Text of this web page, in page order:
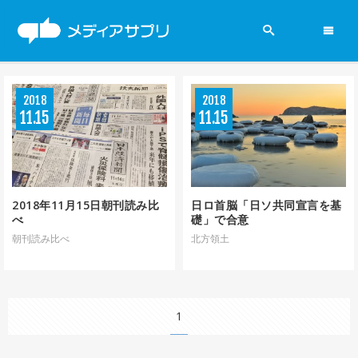
2019参院選
ニュース
政党
新聞
賛否両論
2018年11月15日朝刊読み比
べ
2018
1115
朝刊読み比べ
日ロ首脳「日ソ共同宣言を基
礎」で合意
2018
1115
北方領土
1